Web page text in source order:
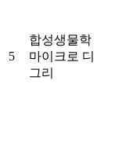
5
합성생물학
마이크로 디
그리